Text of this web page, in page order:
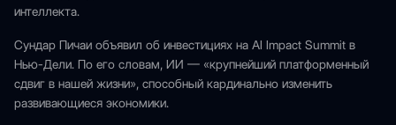
интеллекта.
Сундар Пичаи объявил об инвестициях на AI Impact Summit в
Нью-Дели. По его словам, ИИ — «крупнейший платформенный
сдвиг в нашей жизни», способный кардинально изменить
развивающиеся экономики.